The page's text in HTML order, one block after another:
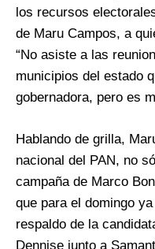
los recursos
de Maru Campos, a
“No asiste a las
municipios del estado
gobernadora, pero es
Hablando de grilla,
nacional del PAN, no
campaña de Marco
que para el domingo
respaldo de la
Dennise junto a